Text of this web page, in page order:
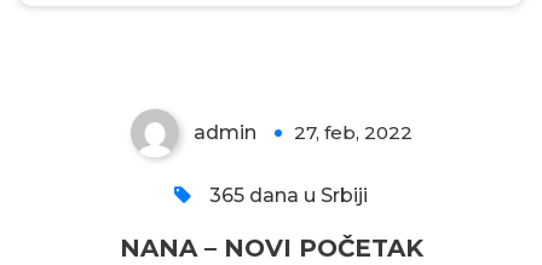
admin 27, feb, 2022
365 dana u Srbiji
NANA – NOVI POČETAK